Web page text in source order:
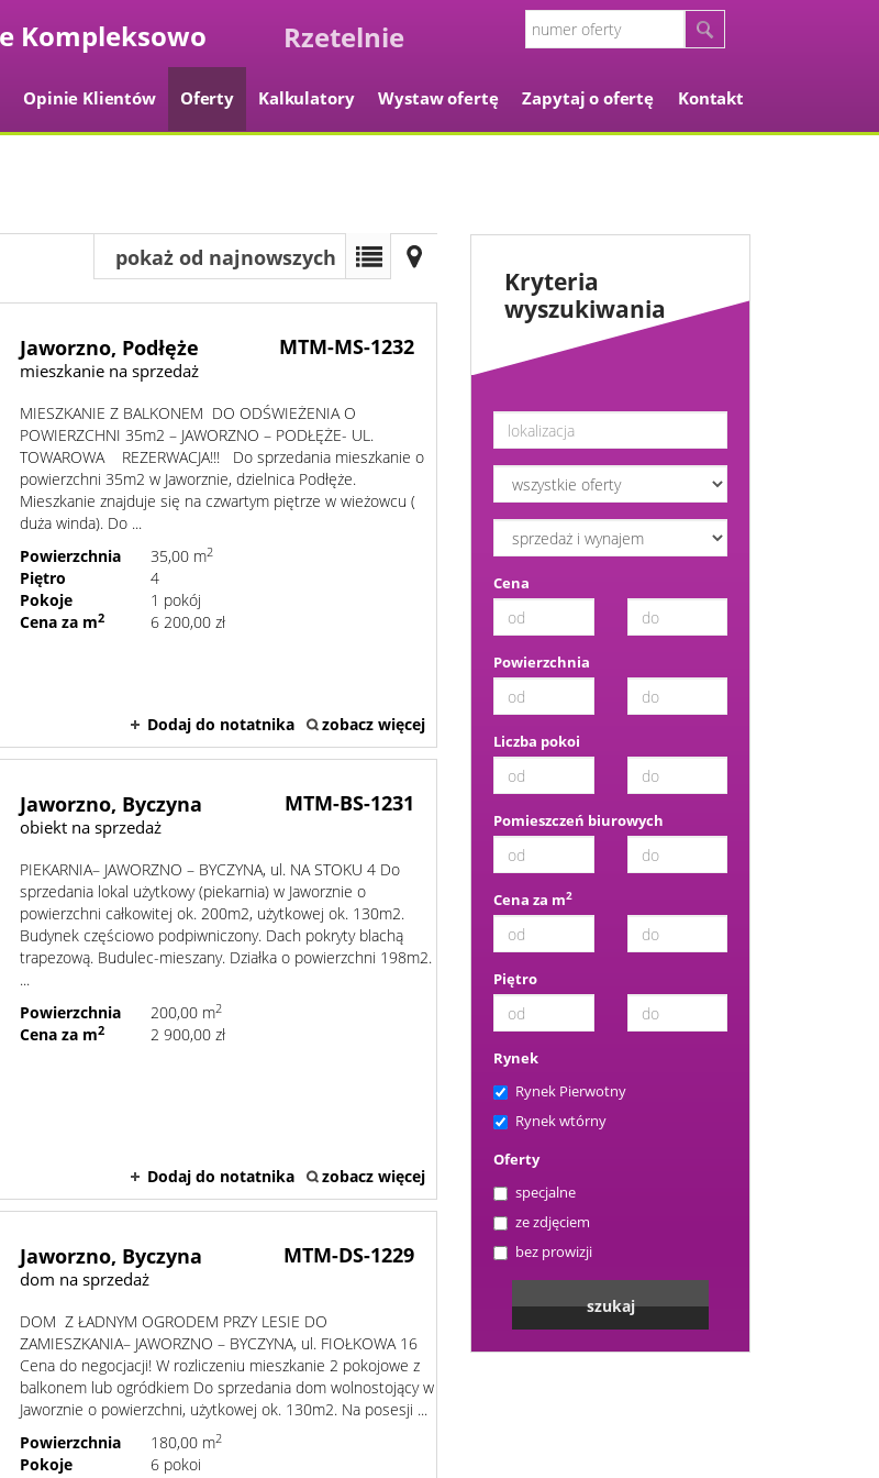
Opinie Klientów Oferty Kalkulatory Wystaw ofertę Zapytaj o ofertę Kontakt
Kompleksowo
pokaż od najnowszych
Jaworzno, Podłęże
mieszkanie na sprzedaż
MTM-MS-1232
MIESZKANIE Z BALKONEM DO ODŚWIEŻENIA O
POWIERZCHNI 35m2 – JAWORZNO – PODŁĘŻE- UL.
TOWAROWA REZERWACJA!!! Do sprzedania mieszkanie o
powierzchni 35m2 w Jaworznie, dzielnica Podłęże.
Mieszkanie znajduje się na czwartym piętrze w wieżowcu (
duża winda). Do ...
Powierzchnia
35,00 m2
Piętro
4
Pokoje
1 pokój
Cena za m2 6 200,00 zł
Dodaj do notatnika zobacz więcej
Jaworzno, Byczyna
obiekt na sprzedaż
MTM-BS-1231
PIEKARNIA– JAWORZNO – BYCZYNA, ul. NA STOKU 4 Do
sprzedania lokal użytkowy (piekarnia) w Jaworznie o
powierzchni całkowitej ok. 200m2, użytkowej ok. 130m2.
Budynek częściowo podpiwniczony. Dach pokryty blachą
trapezową. Budulec-mieszany. Działka o powierzchni 198m2.
...
Powierzchnia
200,00 m2
Cena za m2 2 900,00 zł
Dodaj do notatnika zobacz więcej
Jaworzno, Byczyna
dom na sprzedaż
MTM-DS-1229
DOM Z ŁADNYM OGRODEM PRZY LESIE DO
ZAMIESZKANIA– JAWORZNO – BYCZYNA, ul. FIOŁKOWA 16
Cena do negocjacji! W rozliczeniu mieszkanie 2 pokojowe z
balkonem lub ogródkiem Do sprzedania dom wolnostojący w
Jaworznie o powierzchni, użytkowej ok. 130m2. Na posesji ...
Powierzchnia
180,00 m2
Pokoje
6 pokoi
Kryteria
wyszukiwania
Cena
Powierzchnia
Liczba pokoi
Pomieszczeń biurowych
Cena za m2
Piętro
Rynek
Rynek Pierwotny
Rynek wtórny
Oferty
specjalne
ze zdjęciem
bez prowizji